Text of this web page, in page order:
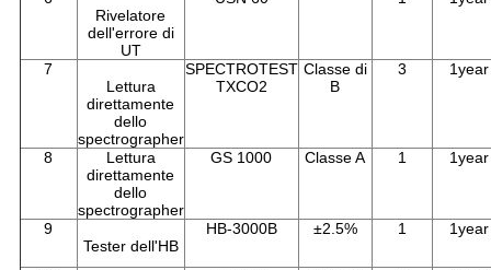
Rivelatore
dell'errore di
UT
7
Lettura
direttamente
dello
spectrographer
SPECTROTEST
TXCO2
Classe di
B
3 1year
8
Lettura
direttamente
dello
spectrographer
GS 1000 Classe A 1 1year
9
Tester dell'HB
HB-3000B ±2.5% 1 1year